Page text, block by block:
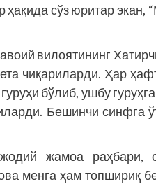
сўз юритар экан,
вилоятининг
чиқариларди. Ҳар
бўлиб, ушбу
Бешинчи синфга
жамоа раҳбари,
менга ҳам топшириқ